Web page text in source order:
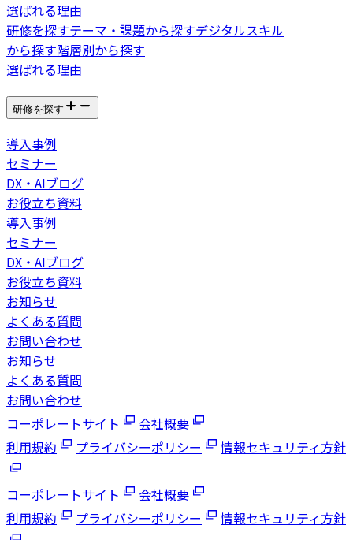
選ばれる理由
研修を探すテーマ・課題から探すデジタルスキル
から探す階層別から探す
選ばれる理由
研修を探す
導入事例
セミナー
DX・AIブログ
お役立ち資料
導入事例
セミナー
DX・AIブログ
お役立ち資料
お知らせ
よくある質問
お問い合わせ
お知らせ
よくある質問
お問い合わせ
コーポレートサイト
会社概要
利用規約
プライバシーポリシー 情報セキュリティ方針
コーポレートサイト
会社概要
利用規約
プライバシーポリシー 情報セキュリティ方針